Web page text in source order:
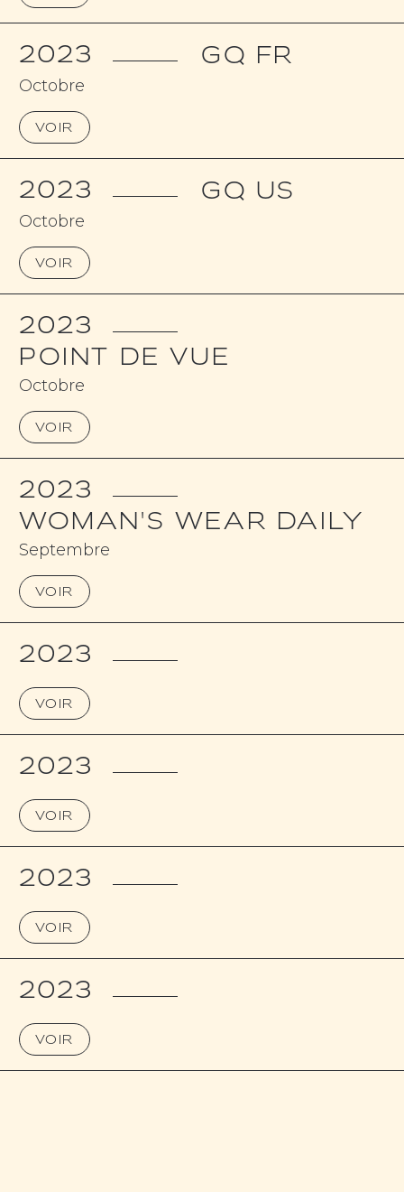
2023 GQ FR
Octobre
VOIR
2023 GQ US
Octobre
VOIR
2023
POINT DE VUE
Octobre
VOIR
2023
WOMAN'S WEAR DAILY
Septembre
VOIR
2023
VOIR
2023
VOIR
2023
VOIR
2023
VOIR